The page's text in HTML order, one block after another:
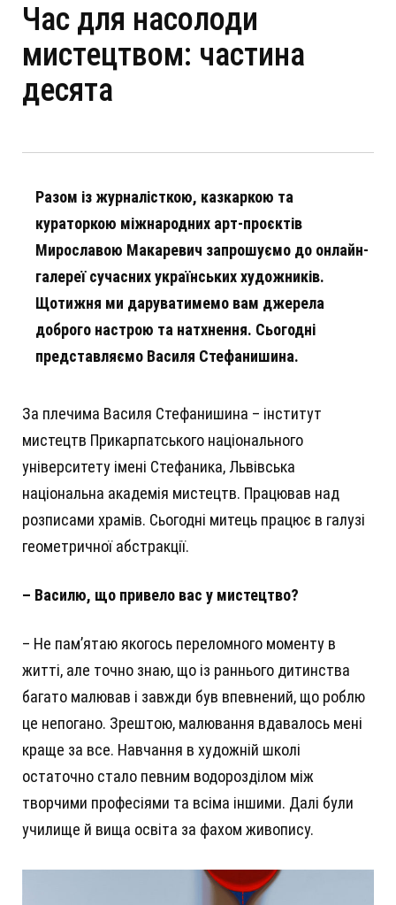
Час для насолоди
мистецтвом: частина
десята
Разом із журналісткою, казкаркою та
кураторкою міжнародних арт-проєктів
Мирославою Макаревич запрошуємо до онлайн-
галереї сучасних українських художників.
Щотижня ми даруватимемо вам джерела
доброго настрою та натхнення. Сьогодні
представляємо Василя Стефанишина.
За плечима Василя Стефанишина – інститут
мистецтв Прикарпатського національного
університету імені Стефаника, Львівська
національна академія мистецтв. Працював над
розписами храмів. Сьогодні митець працює в галузі
геометричної абстракції.
– Василю, що привело вас у мистецтво?
– Не пам’ятаю якогось переломного моменту в
житті, але точно знаю, що із раннього дитинства
багато малював і завжди був­­­­­ впевнений, що роблю
це непогано. Зрештою, малювання вдавалось мені
краще за все. Навчання в художній школі
остаточно стало певним водорозділом між
творчими професіями та всіма іншими. Далі були
училище й вища освіта за фахом живопису.